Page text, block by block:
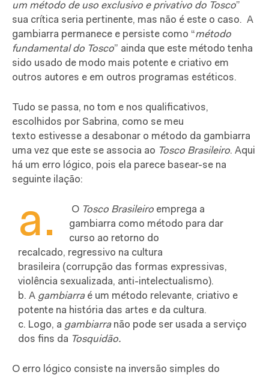
um método de uso exclusivo e privativo do Tosco”
sua crítica seria pertinente, mas não é este o caso. A
gambiarra permanece e persiste como “método
fundamental do Tosco” ainda que este método tenha
sido usado de modo mais potente e criativo em
outros autores e em outros programas estéticos.
Tudo se passa, no tom e nos qualificativos,
escolhidos por Sabrina, como se meu
texto estivesse a desabonar o método da gambiarra
uma vez que este se associa ao Tosco Brasileiro. Aqui
há um erro lógico, pois ela parece basear-se na
seguinte ilação:
a. O Tosco Brasileiro emprega a
gambiarra como método para dar
curso ao retorno do
recalcado, regressivo na cultura
brasileira (corrupção das formas expressivas,
violência sexualizada, anti-intelectualismo).
b. A gambiarraé um método relevante, criativo e
potente na história das artes e da cultura.
c. Logo, a gambiarranão pode ser usada a serviço
dos fins da Tosquidão.
O erro lógico consiste na inversão simples do